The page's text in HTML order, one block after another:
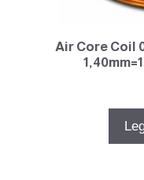
Air Core Coil